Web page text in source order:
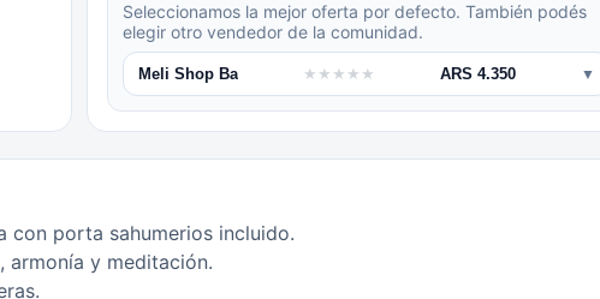
Seleccionamos la mejor oferta por defecto. También podés
elegir otro vendedor de la comunidad.
Meli Shop Ba ★ ★ ★ ★ ★ ARS 4.350 ▼
con porta sahumerios incluido.
armonía y meditación.